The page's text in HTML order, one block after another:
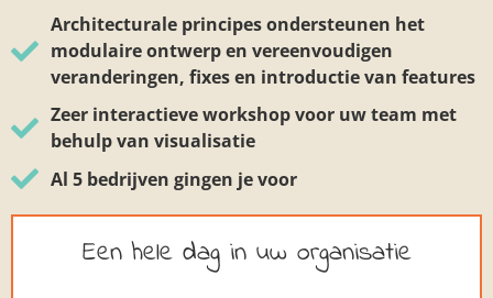
Architecturale principes ondersteunen het
modulaire ontwerp en vereenvoudigen
veranderingen, fixes en introductie van features
Zeer interactieve workshop voor uw team met
behulp van visualisatie
Al 5 bedrijven gingen je voor
Een hele dag in uw organisatie